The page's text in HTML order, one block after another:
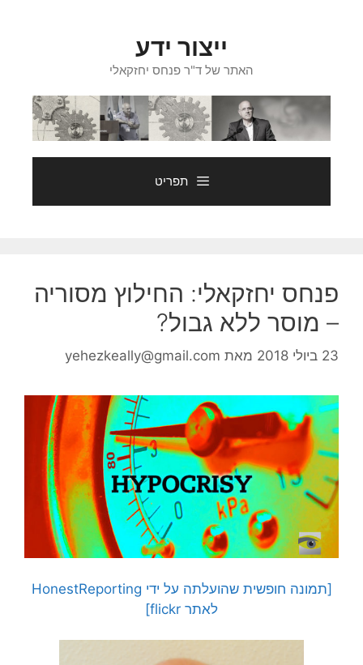
ייצור ידע
האתר של ד"ר פנחס יחזקאלי
תפריט
פנחס יחזקאלי: החילוץ מסוריה
– מוסר ללא גבול?
23 ביולי 2018 מאת yehezkeally@gmail.com
[תמונה חופשית שהועלתה על ידי HonestReporting
לאתר flickr]